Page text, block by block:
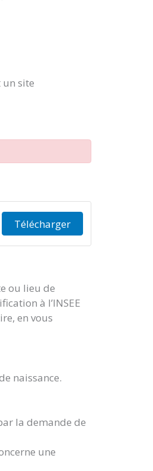
site
Télécharger
ou lieu de
à l’INSEE
en vous
naissance.
la demande de
une